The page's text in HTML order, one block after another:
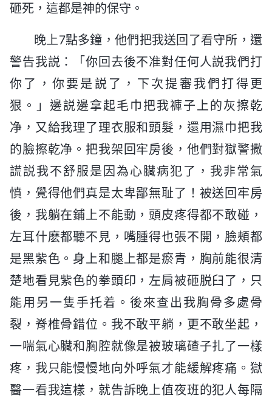
砸死，這都是神的保守。
晚上7點多鐘，他們把我送回了看守所，還
警告我説：「你回去後不准對任何人説我們打
你了，你要是説了，下次提審我們打得更
狠。」邊説邊拿起毛巾把我褲子上的灰擦乾
净，又給我理了理衣服和頭髮，還用濕巾把我
的臉擦乾净。把我架回牢房後，他們對獄警撒
謊説我不舒服是因為心臟病犯了，我非常氣
憤，覺得他們真是太卑鄙無耻了！被送回牢房
後，我躺在鋪上不能動，頭皮疼得都不敢碰，
左耳什麽都聽不見，嘴腫得也張不開，臉頰都
是黑紫色。身上和腿上都是瘀青，胸前能很清
楚地看見紫色的拳頭印，左肩被砸脱臼了，只
能用另一隻手托着。後來查出我胸骨多處骨
裂，脊椎骨錯位。我不敢平躺，更不敢坐起，
一喘氣心臟和胸腔就像是被玻璃碴子扎了一樣
疼，我只能慢慢地向外呼氣才能緩解疼痛。獄
醫一看我這樣，就告訴晚上值夜班的犯人每隔